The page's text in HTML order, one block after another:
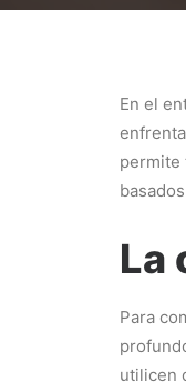
En el
permite
La
Para
utilicen